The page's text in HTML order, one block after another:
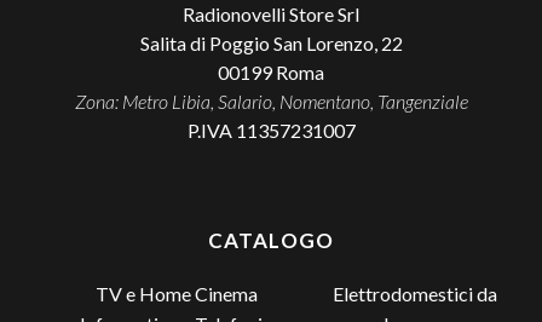
Radionovelli Store Srl
Salita di Poggio San Lorenzo, 22
00199 Roma
Zona: Metro Libia, Salario, Nomentano, Tangenziale
P.IVA 11357231007
CATALOGO
TV e Home Cinema
Elettrodomestici da